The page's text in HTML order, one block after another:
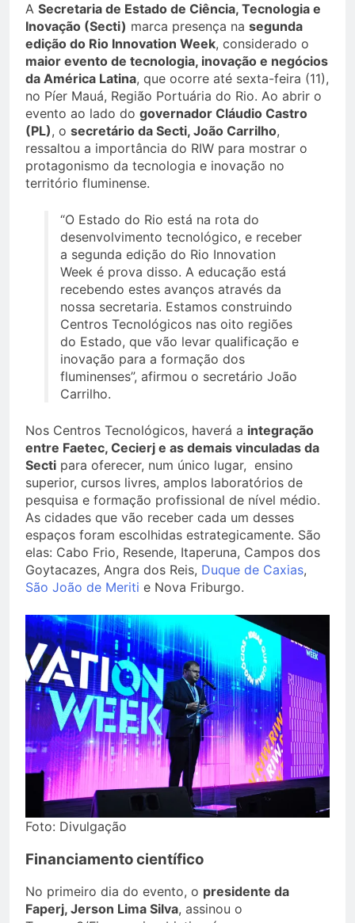
A Secretaria de Estado de Ciência, Tecnologia e
Inovação (Secti) marca presença na segunda
edição do Rio Innovation Week, considerado o
maior evento de tecnologia, inovação e negócios
da América Latina, que ocorre até sexta-feira (11),
no Píer Mauá, Região Portuária do Rio. Ao abrir o
evento ao lado do governador Cláudio Castro
(PL), o secretário da Secti, João Carrilho,
ressaltou a importância do RIW para mostrar o
protagonismo da tecnologia e inovação no
território fluminense.
“O Estado do Rio está na rota do
desenvolvimento tecnológico, e receber
a segunda edição do Rio Innovation
Week é prova disso. A educação está
recebendo estes avanços através da
nossa secretaria. Estamos construindo
Centros Tecnológicos nas oito regiões
do Estado, que vão levar qualificação e
inovação para a formação dos
fluminenses”, afirmou o secretário João
Carrilho.
Nos Centros Tecnológicos, haverá a integração
entre Faetec, Cecierj e as demais vinculadas da
Secti para oferecer, num único lugar, ensino
superior, cursos livres, amplos laboratórios de
pesquisa e formação profissional de nível médio.
As cidades que vão receber cada um desses
espaços foram escolhidas estrategicamente. São
elas: Cabo Frio, Resende, Itaperuna, Campos dos
Goytacazes, Angra dos Reis, Duque de Caxias,
São João de Meriti e Nova Friburgo.
Foto: Divulgação
Financiamento científico
No primeiro dia do evento, o presidente da
Faperj, Jerson Lima Silva, assinou o